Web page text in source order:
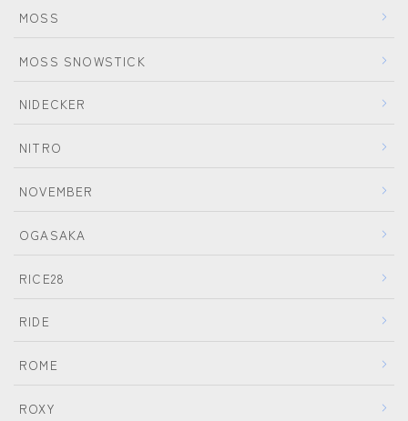
MOSS
MOSS SNOWSTICK
NIDECKER
NITRO
NOVEMBER
OGASAKA
RICE28
RIDE
ROME
ROXY